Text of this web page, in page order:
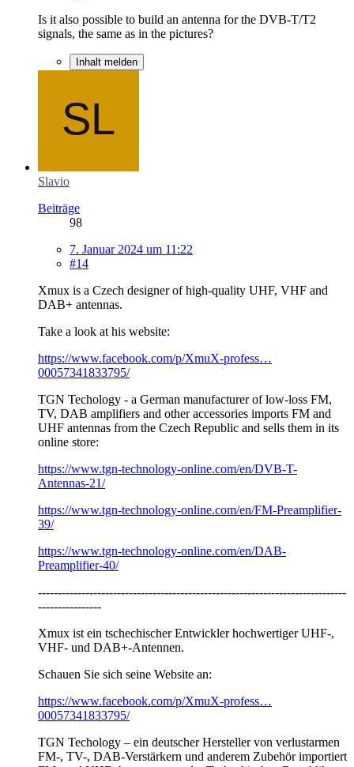
Is it also possible to build an antenna for the DVB-T/T2
signals, the same as in the pictures?
Inhalt melden
Slavio
Beiträge
98
7. Januar 2024 um 11:22
#14
Xmux is a Czech designer of high-quality UHF, VHF and
DAB+ antennas.
Take a look at his website:
https://www.facebook.com/p/XmuX-profess…
00057341833795/
TGN Techology - a German manufacturer of low-loss FM,
TV, DAB amplifiers and other accessories imports FM and
UHF antennas from the Czech Republic and sells them in its
online store:
https://www.tgn-technology-online.com/en/DVB-T-
Antennas-21/
https://www.tgn-technology-online.com/en/FM-Preamplifier-
39/
https://www.tgn-technology-online.com/en/DAB-
Preamplifier-40/
------------------------------------------------------------------------------
----------------
Xmux ist ein tschechischer Entwickler hochwertiger UHF-,
VHF- und DAB+-Antennen.
Schauen Sie sich seine Website an:
https://www.facebook.com/p/XmuX-profess…
00057341833795/
TGN Techology – ein deutscher Hersteller von verlustarmen
FM-, TV-, DAB-Verstärkern und anderem Zubehör importiert